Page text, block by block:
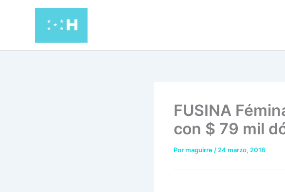
FUSINA
con $ 79 mil
Pormaguirre / 24 marzo, 2018